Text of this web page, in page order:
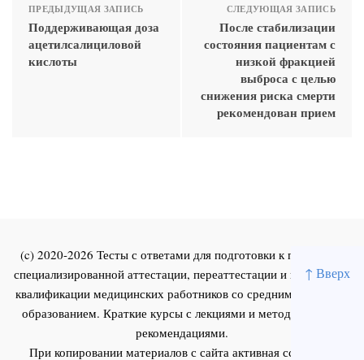
↑ Вверх
ПРЕДЫДУЩАЯ ЗАПИСЬ
Поддерживающая доза
ацетилсалициловой
кислоты
СЛЕДУЮЩАЯ ЗАПИСЬ
После стабилизации
состояния пациентам с
низкой фракцией
выброса с целью
снижения риска смерти
рекомендован прием
(c) 2020-2026 Тесты с ответами для подготовки к первичной
специализированной аттестации, переаттестации и повышения
квалификации медицинских работников со средним и высшим
образованием. Краткие курсы с лекциями и методическими
рекомендациями.
При копировании материалов с сайта активная ссылка на